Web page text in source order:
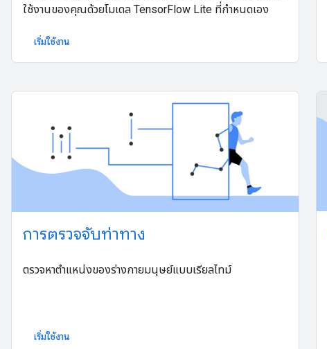
ใช้งานของคุณด้วยโมเดล TensorFlow Lite ที่กำหนดเอง
เริ่มใช้งาน
การตรวจจับท่าทาง
ตรวจหาตำแหน่งของร่างกายมนุษย์แบบเรียลไทม์
เริ่มใช้งาน